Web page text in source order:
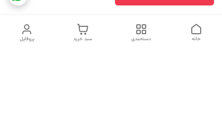
پروفایل سبد خرید دسته‌بندی خانه